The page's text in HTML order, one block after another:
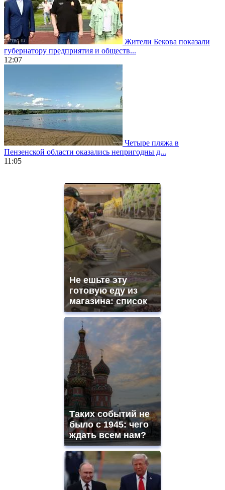
Жители Бекова показали
губернатору предприятия и обществ...
12:07
Четыре пляжа в
Пензенской области оказались непригодны д...
11:05
https://gradewatches.to/
https://www.replicasrelojes.to/
https://www.phoenix-
Не ешьте эту
готовую еду из
магазина: список
Таких событий не
было с 1945: чего
ждать всем нам?